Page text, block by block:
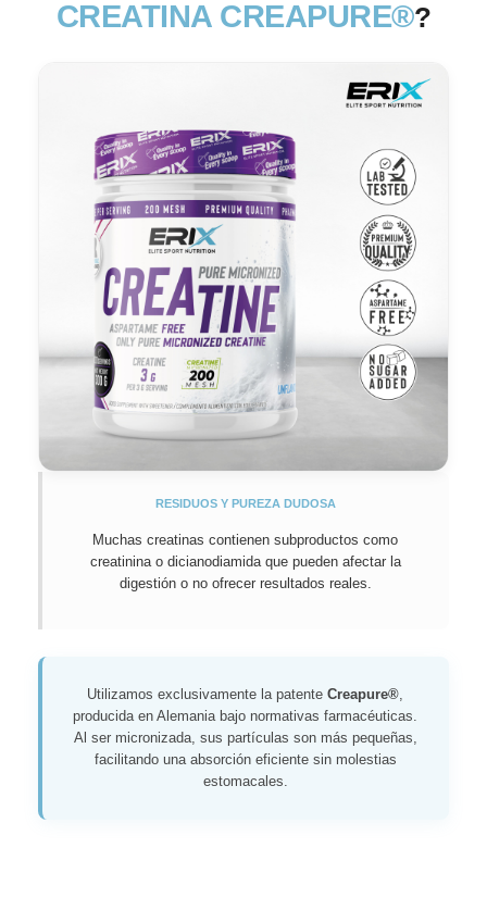
CREATINA CREAPURE®?
RESIDUOS Y PUREZA DUDOSA
Muchas creatinas contienen subproductos como
creatinina o dicianodiamida que pueden afectar la
digestión o no ofrecer resultados reales.
Utilizamos exclusivamente la patenteCreapure®,
producida en Alemania bajo normativas farmacéuticas.
Al ser micronizada, sus partículas son más pequeñas,
facilitando una absorción eficiente sin molestias
estomacales.